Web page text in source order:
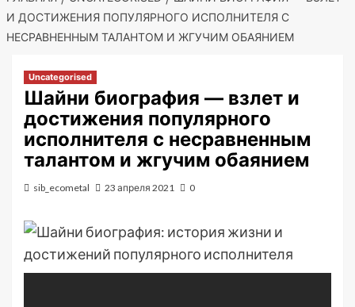
И ДОСТИЖЕНИЯ ПОПУЛЯРНОГО ИСПОЛНИТЕЛЯ С
НЕСРАВНЕННЫМ ТАЛАНТОМ И ЖГУЧИМ ОБАЯНИЕМ
Uncategorised
Шайни биография — взлет и
достижения популярного
исполнителя с несравненным
талантом и жгучим обаянием
sib_ecometal 23 апреля 2021 0